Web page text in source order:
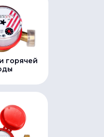
горячей